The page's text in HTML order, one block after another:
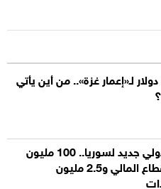
دولار لـ«إعمار غزة».. من أين يأتي
تمويل دولي جديد لسوريا.. 100 مليون
دولار للقطاع المالي و2.5 مليون